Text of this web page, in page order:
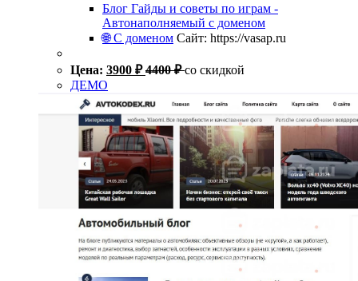
Блог Гайды и советы по играм -
Автонаполняемый с доменом
🌐 С доменом Сайт: https://vasap.ru
Цена: 3900 ₽ 4400₽ со скидкой
ДЕМО